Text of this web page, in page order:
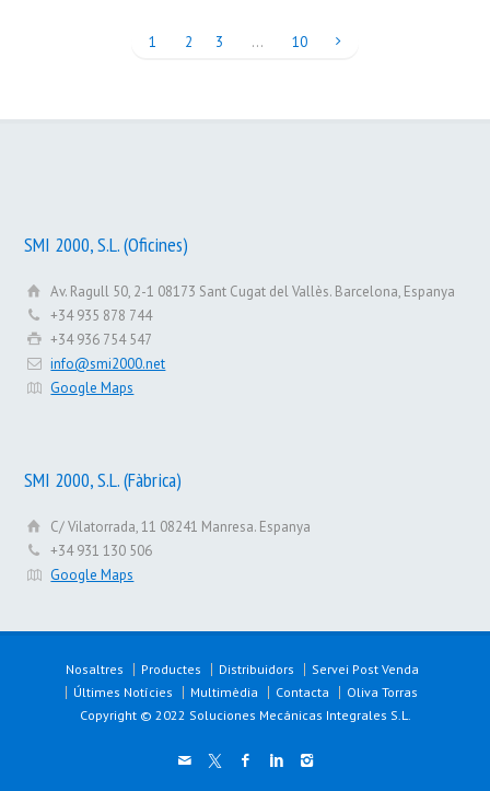
1 2 3 … 10
SMI 2000, S.L. (Oficines)
Av. Ragull 50, 2-1 08173 Sant Cugat del Vallès. Barcelona, Espanya
+34 935 878 744
+34 936 754 547
info@smi2000.net
Google Maps
SMI 2000, S.L. (Fàbrica)
C/ Vilatorrada, 11 08241 Manresa. Espanya
+34 931 130 506
Google Maps
Nosaltres Productes Distribuidors
Servei Post Venda
Últimes Notícies
Multimèdia Contacta
Oliva Torras
Copyright © 2022 Soluciones Mecánicas Integrales S.L.